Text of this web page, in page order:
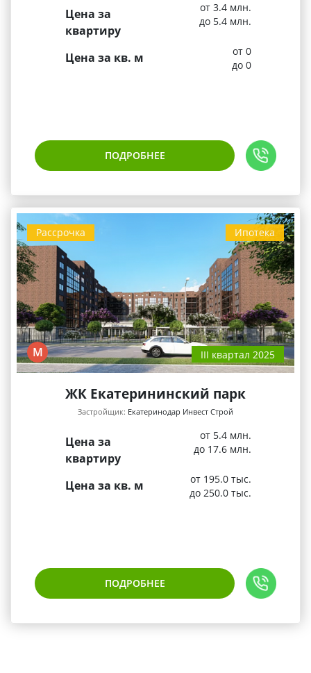
Цена за
квартиру
от 3.4 млн.
до 5.4 млн.
Цена за кв. м
от 0
до 0
ПОДРОБНЕЕ
Ипотека
Рассрочка
М III квартал 2025
ЖК Екатерининский парк
Застройщик: Екатеринодар Инвест Строй
Цена за
квартиру
от 5.4 млн.
до 17.6 млн.
Цена за кв. м
от 195.0 тыс.
до 250.0 тыс.
ПОДРОБНЕЕ